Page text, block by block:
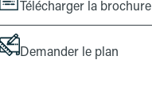
Télécharger la brochure
Demander le plan